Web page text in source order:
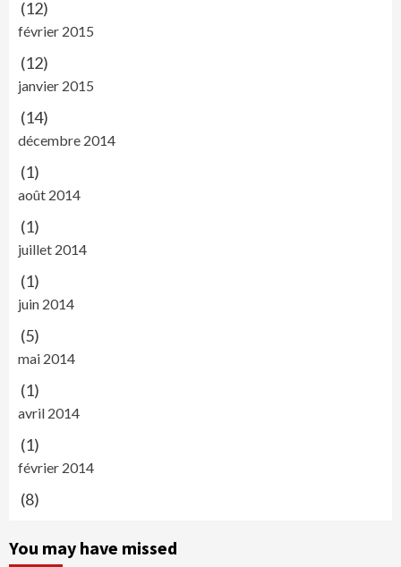
(12)
février 2015
(12)
janvier 2015
(14)
décembre 2014
(1)
août 2014
(1)
juillet 2014
(1)
juin 2014
(5)
mai 2014
(1)
avril 2014
(1)
février 2014
(8)
You may have missed